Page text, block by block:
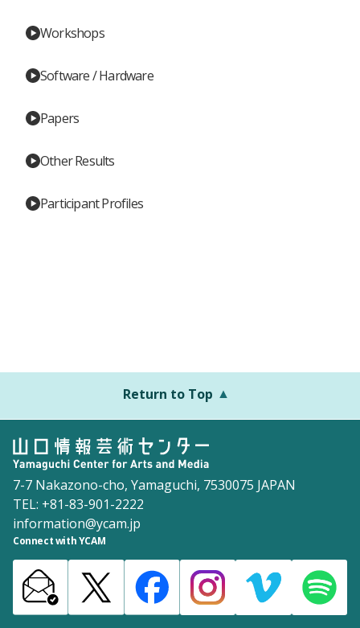
Workshops
Software / Hardware
Papers
Other Results
Participant Profiles
Return to Top
7-7 Nakazono-cho, Yamaguchi, 7530075 JAPAN
TEL: +81-83-901-2222
information@ycam.jp
Connect with YCAM